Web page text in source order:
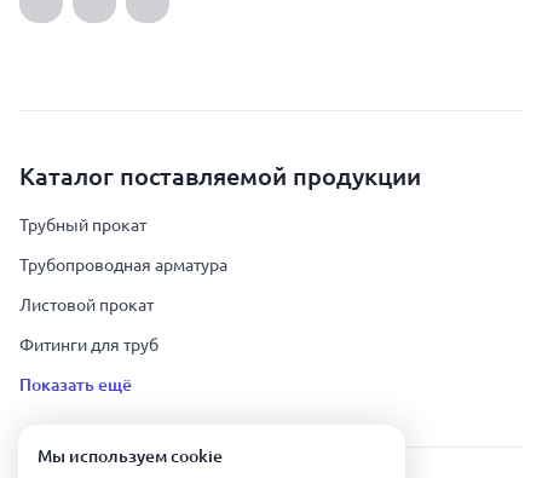
Каталог поставляемой продукции
Трубный прокат
Трубопроводная арматура
Листовой прокат
Фитинги для труб
Показать ещё
Мы используем сookie